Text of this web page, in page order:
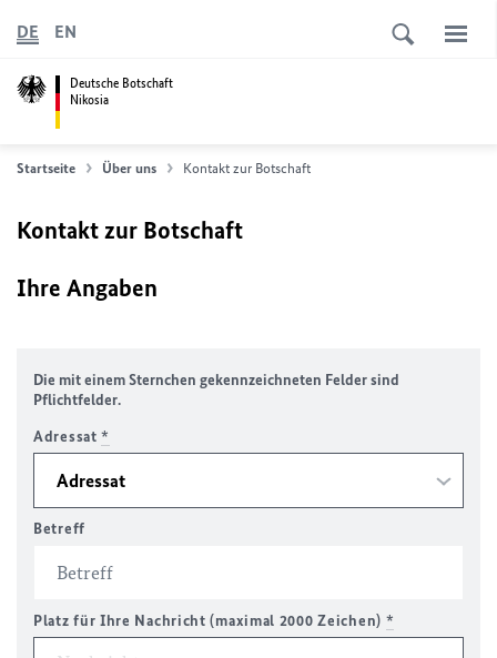
Deutsche Botschaft
Nikosia
DE EN
Startseite Über uns Kontakt zur Botschaft
Kontakt zur Botschaft
Ihre Angaben
Die mit einem Sternchen gekennzeichneten Felder sind
Pflichtfelder.
Adressat*
Betreff
Platz für Ihre Nachricht (maximal 2000 Zeichen) *